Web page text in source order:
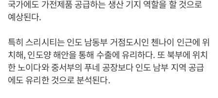
국가에도 가전제품 공급하는 생산 기지 역할을 할 것으로
예상된다.
특히 스리시티는 인도 남동부 거점도시인 첸나이 인근에 위
치해, 인도양 해안을 통해 수출에 유리하다. 또 북부에 위치
한 노이다와 중서부의 푸네 공장보다 인도 남부 지역 공급
에도 유리한 것으로 분석된다.